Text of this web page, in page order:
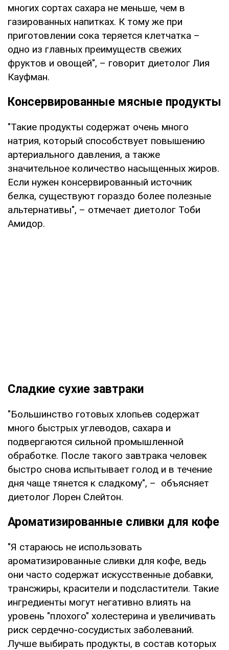
многих сортах сахара не меньше, чем в
газированных напитках. К тому же при
приготовлении сока теряется клетчатка –
одно из главных преимуществ свежих
фруктов и овощей", – говорит диетолог Лия
Кауфман.
Консервированные мясные продукты
"Такие продукты содержат очень много
натрия, который способствует повышению
артериального давления, а также
значительное количество насыщенных жиров.
Если нужен консервированный источник
белка, существуют гораздо более полезные
альтернативы", – отмечает диетолог Тоби
Амидор.
Сладкие сухие завтраки
"Большинство готовых хлопьев содержат
много быстрых углеводов, сахара и
подвергаются сильной промышленной
обработке. После такого завтрака человек
быстро снова испытывает голод и в течение
дня чаще тянется к сладкому", – объясняет
диетолог Лорен Слейтон.
Ароматизированные сливки для кофе
"Я стараюсь не использовать
ароматизированные сливки для кофе, ведь
они часто содержат искусственные добавки,
трансжиры, красители и подсластители. Такие
ингредиенты могут негативно влиять на
уровень "плохого" холестерина и увеличивать
риск сердечно-сосудистых заболеваний.
Лучше выбирать продукты, в состав которых